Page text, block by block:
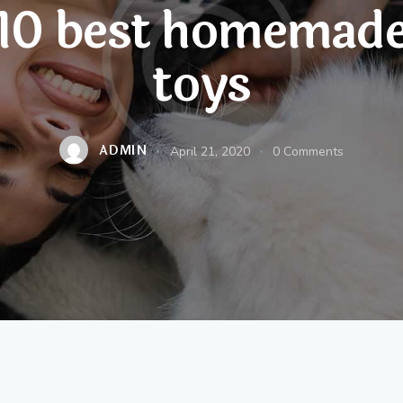
best
toys
ADMIN April 21, 2020 0 Comments